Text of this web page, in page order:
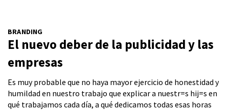
BRANDING
El nuevo deber de la publicidad y las
empresas
Es muy probable que no haya mayor ejercicio de honestidad y
humildad en nuestro trabajo que explicar a nuestr=s hij=s en
qué trabajamos cada día, a qué dedicamos todas esas horas